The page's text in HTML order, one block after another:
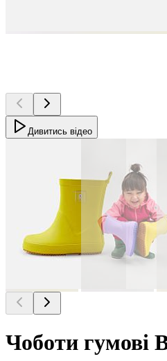
Дивитись відео
Чоботи гумові